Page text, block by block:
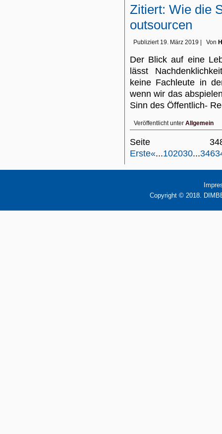
Zitiert: Wie die
outsourcen
Publiziert 19. März 2019 Von
Der Blick auf eine
lässt
keine Fachleute in
wenn wir das
Sinn des Öffentlich-
Veröffentlicht unter Allgemein
Seite
Erste«...102030...346
Copyright © 2018.